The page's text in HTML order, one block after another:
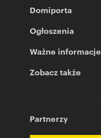
Domiporta
Ogłoszenia
Ważne informacje
Zobacz także
Partnerzy